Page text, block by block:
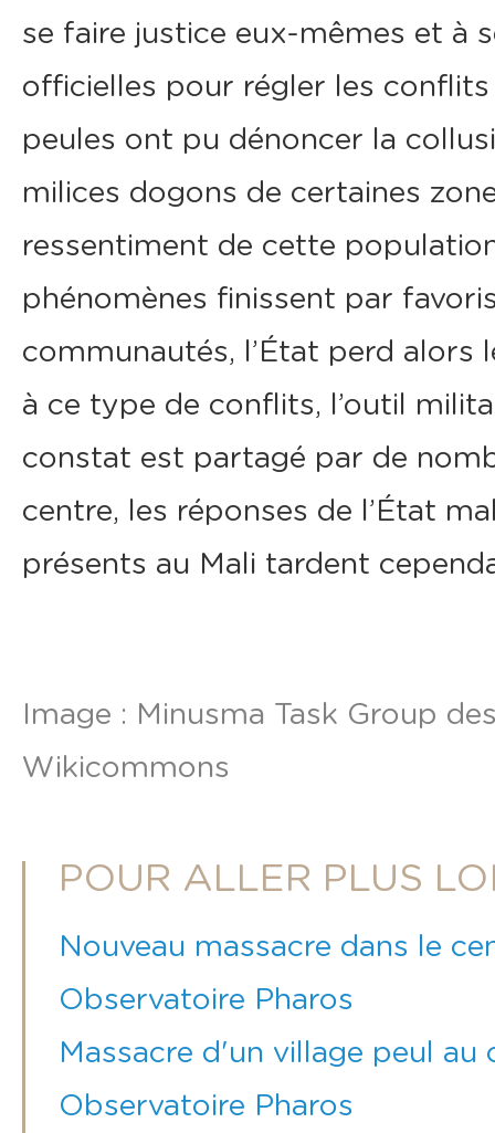
se faire justice eux-mêmes et à
officielles pour régler les
peules ont pu dénoncer la
milices dogons de certaines
ressentiment de cette
phénomènes finissent par
communautés, l’État perd alors
à ce type de conflits, l’outil
constat est partagé par de
centre, les réponses de l’État
présents au Mali tardent
Image : Minusma Task Group
Wikicommons
POUR ALLER PLUS
Nouveau massacre dans le
Observatoire Pharos
Massacre d'un village peul
Observatoire Pharos